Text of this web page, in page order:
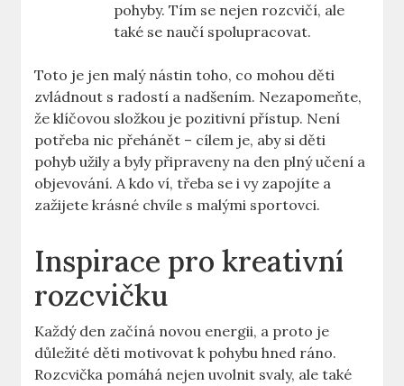
pohyby. Tím se nejen rozcvičí, ale
také se naučí spolupracovat.
Toto je jen malý nástin toho, co mohou děti
zvládnout s radostí a nadšením. Nezapomeňte,
že klíčovou složkou je pozitivní přístup. Není
potřeba nic přehánět – cílem je, aby si děti
pohyb užily a byly připraveny na den plný učení a
objevování. A kdo ví, třeba se i vy zapojíte a
zažijete krásné chvíle s malými sportovci.
Inspirace pro kreativní
rozcvičku
Každý den začíná novou energii, a proto je
důležité děti motivovat k pohybu hned ráno.
Rozcvička pomáhá nejen uvolnit svaly, ale také